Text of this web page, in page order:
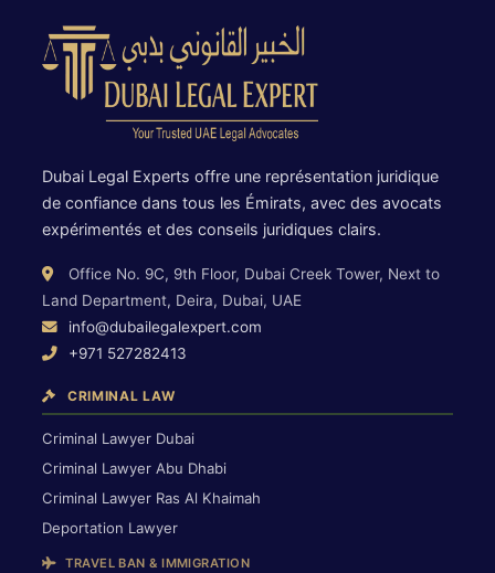
Dubai Legal Experts offre une représentation juridique
de confiance dans tous les Émirats, avec des avocats
expérimentés et des conseils juridiques clairs.
Office No. 9C, 9th Floor, Dubai Creek Tower, Next to
Land Department, Deira, Dubai, UAE
info@dubailegalexpert.com
+971 527282413
CRIMINAL LAW
Criminal Lawyer Dubai
Criminal Lawyer Abu Dhabi
Criminal Lawyer Ras Al Khaimah
Deportation Lawyer
TRAVEL BAN & IMMIGRATION